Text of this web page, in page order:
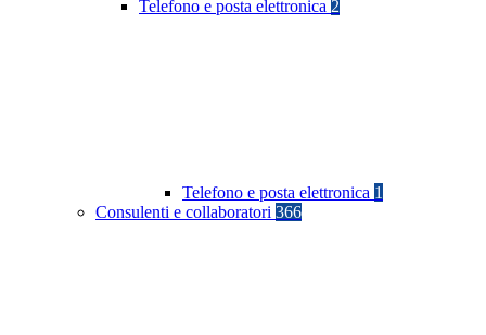
Telefono e posta elettronica 2
Telefono e posta elettronica 1
Consulenti e collaboratori 366